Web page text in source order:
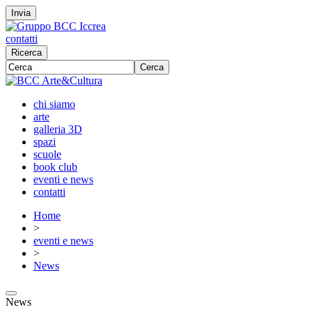
Invia
contatti
Ricerca
Cerca
chi siamo
arte
galleria 3D
spazi
scuole
book club
eventi e news
contatti
Home
>
eventi e news
>
News
News